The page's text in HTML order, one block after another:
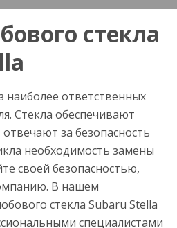
стекла
ответственных
Стекла обеспечивают
за безопасность
необходимость замены
своей безопасностью,
В нашем
стекла Subaru Stella
специалистами